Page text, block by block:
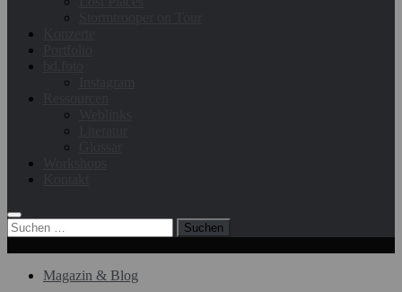
Suchen
nach:
Magazin & Blog